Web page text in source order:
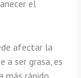
el
afectar la
a ser grasa, es